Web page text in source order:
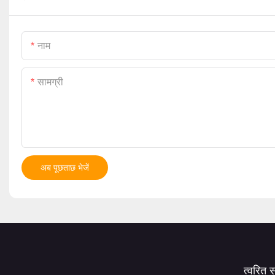
नाम
सामग्री
अब पूछताछ भेजें
त्वरित